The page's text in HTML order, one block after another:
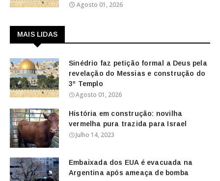
Agosto 01, 2026
MAIS LIDAS
Sinédrio faz petição formal a Deus pela
revelação do Messias e construção do
3º Templo
Agosto 01, 2026
História em construção: novilha
vermelha pura trazida para Israel
Julho 14, 2023
Embaixada dos EUA é evacuada na
Argentina após ameaça de bomba